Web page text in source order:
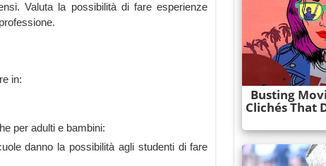
Valuta la possibilità di fare esperienze
in:
per adulti e bambini:
danno la possibilità agli studenti di fare